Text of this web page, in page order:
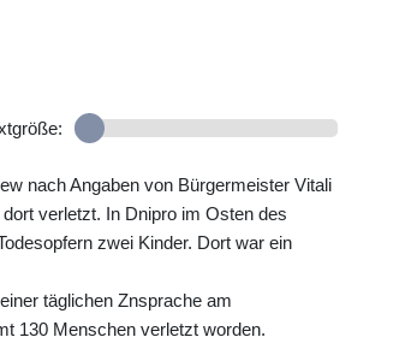
nach Angaben von Bürgermeister Vitali
verletzt. In Dnipro im Osten des
zwei Kinder. Dort war ein
täglichen Znsprache am
130 Menschen verletzt worden.